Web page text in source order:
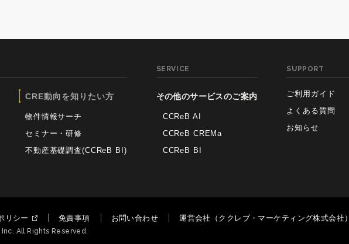
CRE動向を知りたい方
物件情報サーチ
セミナー・研修
不動産基礎調査(CCReB BI)
SERVICE
その他のサービスのご案内
CCReB AI
CCReB CREMa
CCReB BI
SUPPORT
ご利用ガイド
よくある質問
お知らせ
リシー 免責事項 お問い合わせ 運営会社（ククレブ・マーケティング株式会社）
All Rights Reserved.